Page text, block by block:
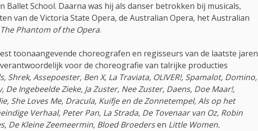
Ballet School. Daarna was hij als danser betrokken bij musicals,
van de Victoria State Opera, de Australian Opera, het Australian
The Phantom of the Opera.
toonaangevende choreografen en regisseurs van de laatste jaren
voor de choreografie van talrijke producties
Shrek, Assepoester, Ben X, La Traviata, OLIVER!, Spamalot, Domino,
Ingebeelde Zieke, Ja Zuster, Nee Zuster, Daens, Doe Maar!,
She Loves Me, Dracula, Kuifje en de Zonnetempel, Als op het
Verhaal, Peter Pan, La Strada, De Tovenaar van Oz, Robin
De Kleine Zeemeermin, Bloed Broedersen Little Women.